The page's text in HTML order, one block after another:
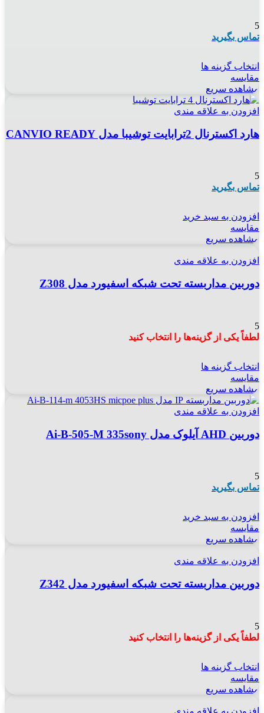
5
تماس بگیرید
انتخاب گزینه ها
مقایسه
مشاهده سریع
افزودن به علاقه مندی
هارد اکسترنال 2ترابایت توشیبا مدل CANVIO READY
5
تماس بگیرید
افزودن به سبد خرید
مقایسه
مشاهده سریع
افزودن به علاقه مندی
دوربین مداربسته تحت شبکه اسفیورد مدل Z308
5
لطفاً یکی از گزینه‌ها را انتخاب کنید
انتخاب گزینه ها
مقایسه
مشاهده سریع
افزودن به علاقه مندی
دوربین AHD آیلوک مدل Ai-B-505-M 335sony
5
تماس بگیرید
افزودن به سبد خرید
مقایسه
مشاهده سریع
افزودن به علاقه مندی
دوربین مداربسته تحت شبکه اسفیورد مدل Z342
5
لطفاً یکی از گزینه‌ها را انتخاب کنید
انتخاب گزینه ها
مقایسه
مشاهده سریع
افزودن به علاقه مندی